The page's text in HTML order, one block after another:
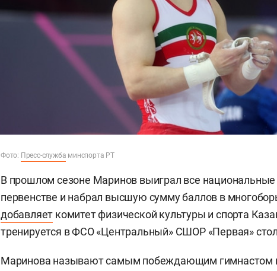
Фото: Пресс-служба минспорта РТ
В прошлом сезоне Маринов выиграл все
первенстве и набрал высшую сумму баллов в
добавляет комитет физической культуры и спорта
тренируется в ФСО «Центральный» СШОР «Первая»
Маринова называют самым побеждающим гимнастом в